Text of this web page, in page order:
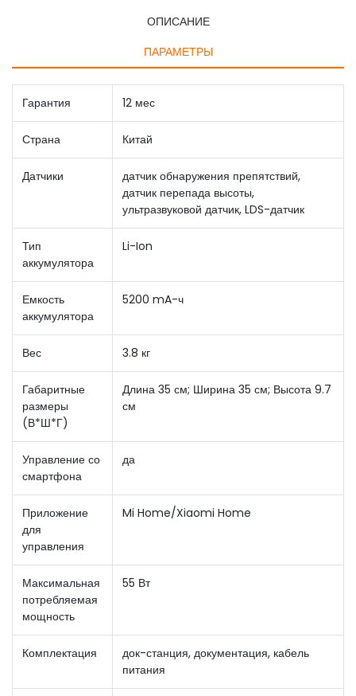
ОПИСАНИЕ
ПАРАМЕТРЫ
Гарантия 12 мес
Страна Китай
Датчики
датчик обнаружения препятствий,
датчик перепада высоты,
ультразвуковой датчик, LDS-датчик
Тип
аккумулятора
Li-Ion
Емкость
аккумулятора
5200 mA-ч
Вес 3.8 кг
Габаритные
размеры
(В*Ш*Г)
Длина 35 см; Ширина 35 см; Высота 9.7
см
Управление со
смартфона
да
Приложение
для
управления
Mi Home/Xiaomi Home
Максимальная
потребляемая
мощность
55 Вт
Комплектация
док-станция, документация, кабель
питания